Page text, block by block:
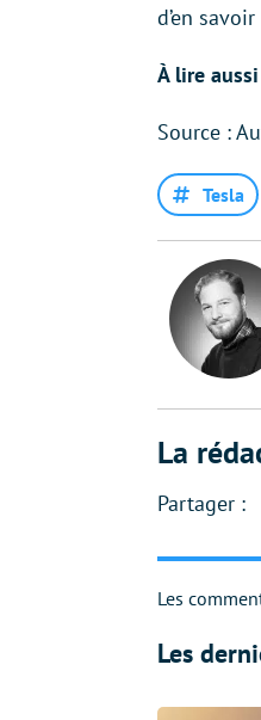
d’en
À lire
Source :
Tesla
La
Les
Les